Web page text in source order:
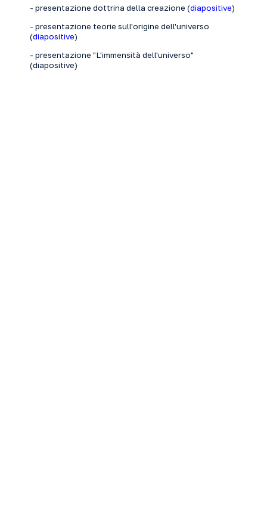
- presentazione dottrina della creazione (diapositive)
- presentazione teorie sull'origine dell'universo
(diapositive)
- presentazione "L'immensità dell'universo"
(diapositive)